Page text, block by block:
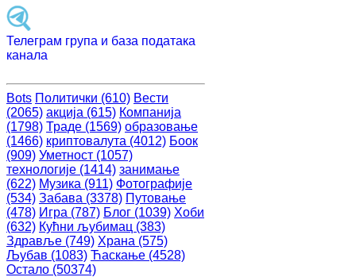
Телеграм група и база података
канала
Bots Политички (610) Вести
(2065) акција (615) Компанија
(1798) Траде (1569) образовање
(1466) криптовалута (4012) Боок
(909) Уметност (1057)
технологије (1414) занимање
(622) Музика (911) Фотографије
(534) Забава (3378) Путовање
(478) Игра (787) Блог (1039) Хоби
(632) Кућни љубимац (383)
Здравље (749) Храна (575)
Љубав (1083) Ћаскање (4528)
Остало (50374)